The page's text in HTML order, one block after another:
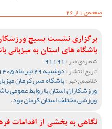
صفحه‌ی 1 از 26
برگزاری نشست بسیج
باشگاه های استان به میزبانی
شماره‌ی خبر :
تاریخ انتشار :دوشنبه 29 تیر ماه 1405 ساعت 20:04
خلاصه‌ی خبر :باشگاه مس کرمان
ورزشکاران استان با روابط عمومی
ورزشی مختلف استان کرمان بود.
نگاهی به بخشی از اقدامات